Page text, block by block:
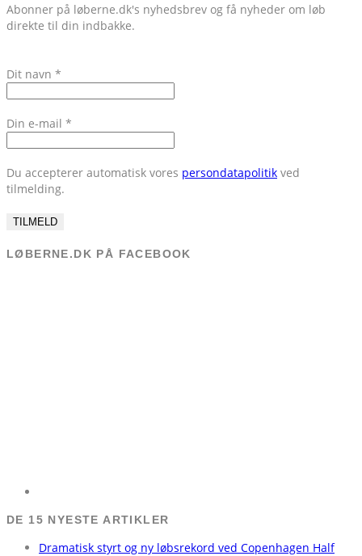
Abonner på løberne.dk's nyhedsbrev og få nyheder om løb
direkte til din indbakke.
Dit navn *
Din e-mail *
Du accepterer automatisk vores persondatapolitik ved
tilmelding.
LØBERNE.DK PÅ FACEBOOK
DE 15 NYESTE ARTIKLER
Dramatisk styrt og ny løbsrekord ved Copenhagen Half